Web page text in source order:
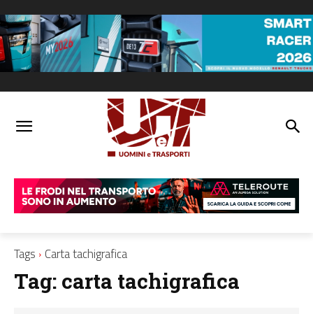
Tags Carta tachigrafica
Tag: carta tachigrafica